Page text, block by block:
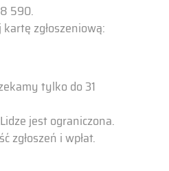
590.
zgłoszeniową:
tylko do 31
jest ograniczona.
zgłoszeń i wpłat.